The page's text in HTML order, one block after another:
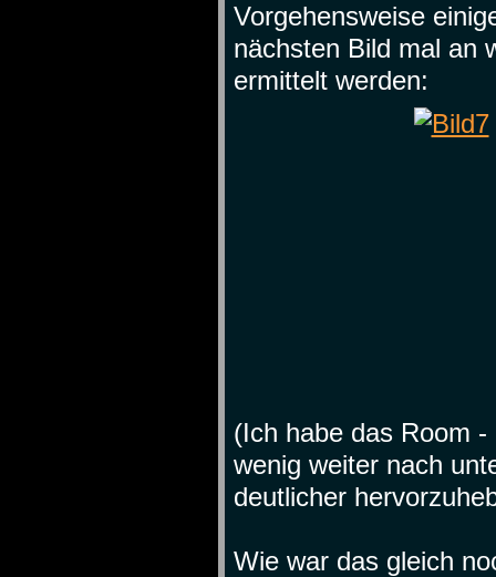
Vorgehensweise
nächsten Bild mal an
ermittelt werden:
(Ich habe das Room
wenig weiter nach
deutlicher
Wie war das gleich